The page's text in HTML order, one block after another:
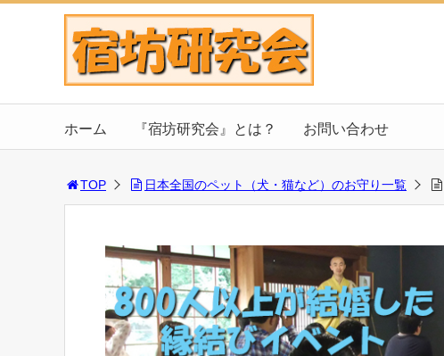
ホーム 『宿坊研究会』とは？ お問い合わせ
TOP 日本全国のペット（犬・猫など）のお守り一覧